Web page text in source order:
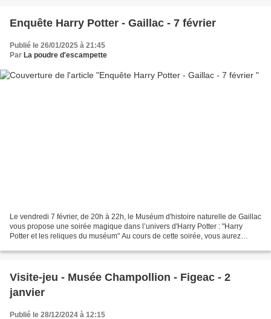
Enquête Harry Potter - Gaillac - 7 février
Publié le 26/01/2025 à 21:45
Par La poudre d'escampette
Le vendredi 7 février, de 20h à 22h, le Muséum d'histoire naturelle de Gaillac
vous propose une soirée magique dans l’univers d'Harry Potter : "Harry
Potter et les reliques du muséum" Au cours de cette soirée, vous aurez
Visite-jeu - Musée Champollion - Figeac - 2
janvier
Publié le 28/12/2024 à 12:15